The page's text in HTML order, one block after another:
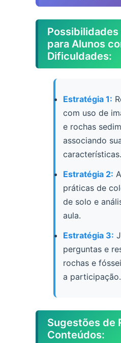
para Alunos
Dificuldades:
Estratégia 1:
com uso de
e rochas
associando
características.
Estratégia 2:
práticas de
de solo e
aula.
Estratégia 3:
perguntas e
rochas e
a participação.
Sugestões de
Conteúdos: